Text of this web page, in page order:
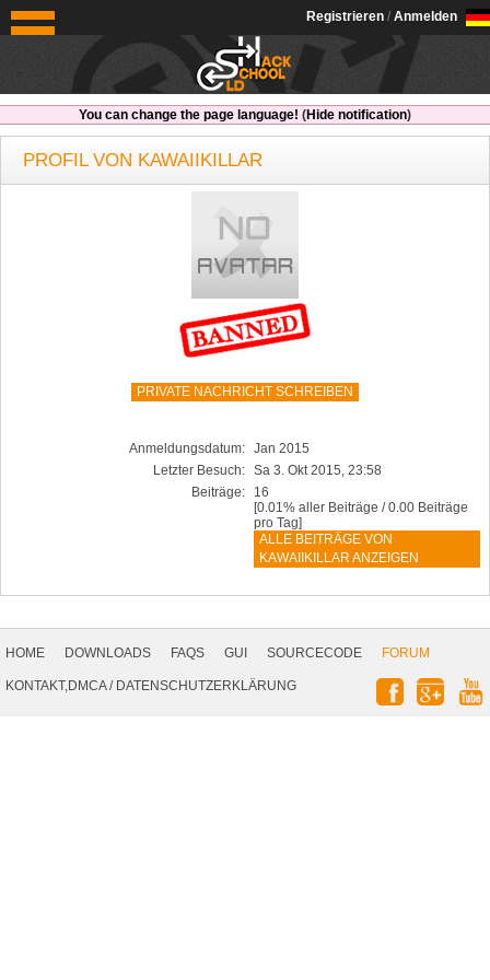
OldSchoolHack
Registrieren / Anmelden
You can change the page language! (Hide notification)
PROFIL VON KAWAIIKILLAR
PRIVATE NACHRICHT SCHREIBEN
Anmeldungsdatum: Jan 2015
Letzter Besuch: Sa 3. Okt 2015, 23:58
Beiträge:
16
[0.01% aller Beiträge / 0.00 Beiträge
pro Tag]
ALLE BEITRÄGE VON
KAWAIIKILLAR ANZEIGEN
Navigation
HOME DOWNLOADS FAQS GUI SOURCECODE
FORUM
KONTAKT,DMCA/ DATENSCHUTZERKLÄRUNG